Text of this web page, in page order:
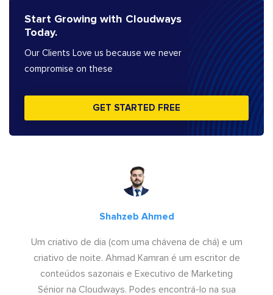
Start Growing with Cloudways
Today.
Our Clients Love us because we never
compromise on these
GET STARTED FREE
Shahzeb Ahmed
Um criativo de dia (com uma chávena de chá) e um
criativo de noite. Ahmad Kamran é um escritor de
conteúdos sazonais e Executivo de Marketing
Sénior na Cloudways. Podes encontrá-lo na sua